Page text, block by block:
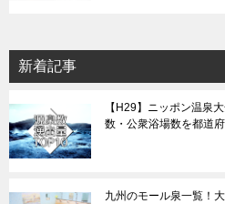
新着記事
【H29】ニッポン温泉
数・公衆浴場数を都道
九州のモール泉一覧！